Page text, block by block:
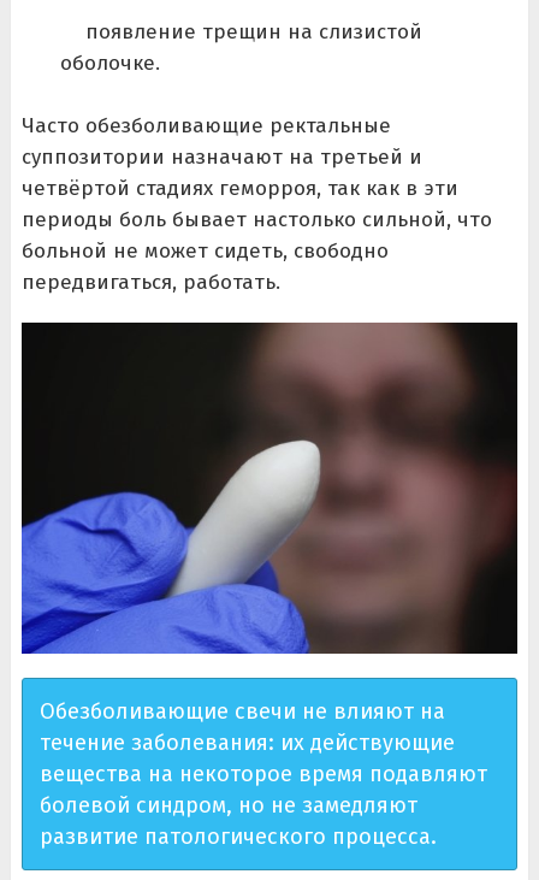
появление трещин на слизистой
оболочке.
Часто обезболивающие ректальные
суппозитории назначают на третьей и
четвёртой стадиях геморроя, так как в эти
периоды боль бывает настолько сильной, что
больной не может сидеть, свободно
передвигаться, работать.
Обезболивающие свечи не влияют на
течение заболевания: их действующие
вещества на некоторое время подавляют
болевой синдром, но не замедляют
развитие патологического процесса.